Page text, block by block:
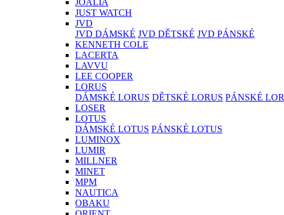
JOALIA
JUST WATCH
JVD
JVD DÁMSKÉ JVD DĚTSKÉ JVD PÁNSKÉ
KENNETH COLE
LACERTA
LAVVU
LEE COOPER
LORUS
DÁMSKÉ LORUS DĚTSKÉ LORUS PÁNSKÉ
LOSER
LOTUS
DÁMSKÉ LOTUS PÁNSKÉ LOTUS
LUMINOX
LUMIR
MILLNER
MINET
MPM
NAUTICA
OBAKU